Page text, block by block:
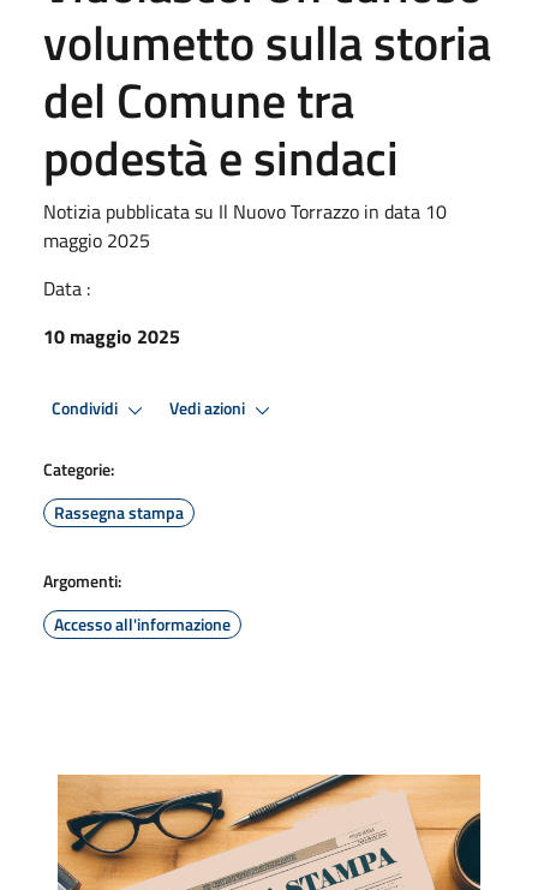
volumetto sulla storia
del Comune tra
podestà e sindaci
Notizia pubblicata su Il Nuovo Torrazzo in data 10
maggio 2025
Data :
10 maggio 2025
Condividi Vedi azioni
Categorie:
Rassegna stampa
Argomenti:
Accesso all'informazione